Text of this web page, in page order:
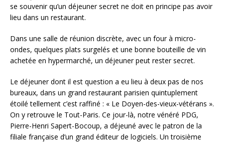
se souvenir qu’un déjeuner secret ne doit en principe pas avoir
lieu dans un restaurant.
Dans une salle de réunion discrète, avec un four à micro-
ondes, quelques plats surgelés et une bonne bouteille de vin
achetée en hypermarché, un déjeuner peut rester secret.
Le déjeuner dont il est question a eu lieu à deux pas de nos
bureaux, dans un grand restaurant parisien quintuplement
étoilé tellement c’est raffiné : « Le Doyen-des-vieux-vétérans ».
On y retrouve le Tout-Paris. Ce jour-là, notre vénéré PDG,
Pierre-Henri Sapert-Bocoup, a déjeuné avec le patron de la
filiale française d’un grand éditeur de logiciels. Un troisième